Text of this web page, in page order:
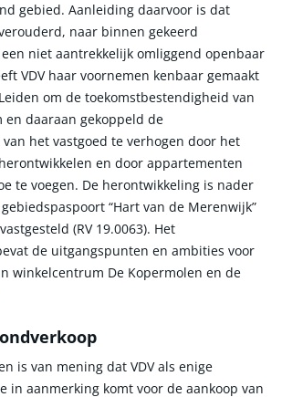
gebied. Aanleiding daarvoor is dat
naar binnen gekeerd
niet aantrekkelijk omliggend openbaar
VDV haar voornemen kenbaar gemaakt
om de toekomstbestendigheid van
daaraan gekoppeld de
het vastgoed te verhogen door het
en door appartementen
te voegen. De herontwikkeling is nader
“Hart van de Merenwijk”
(RV 19.0063). Het
de uitgangspunten en ambities voor
winkelcentrum De Kopermolen en de
is van mening dat VDV als enige
in aanmerking komt voor de aankoop van